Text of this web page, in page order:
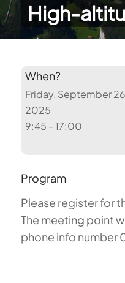
High-
When?
Friday, September 26
2025
9:45 - 17:00
Program
Please register for
The meeting point
phone info number